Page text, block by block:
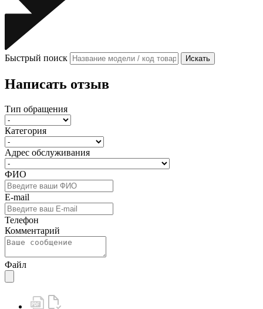
Быстрый поиск Искать
Написать отзыв
Тип обращения
Категория
Адрес обслуживания
ФИО
E-mail
Телефон
Комментарий
Файл